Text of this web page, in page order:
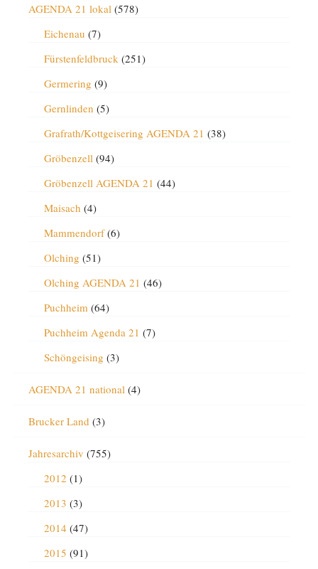
AGENDA 21 lokal (578)
Eichenau (7)
Fürstenfeldbruck (251)
Germering (9)
Gernlinden (5)
Grafrath/Kottgeisering AGENDA 21 (38)
Gröbenzell (94)
Gröbenzell AGENDA 21 (44)
Maisach (4)
Mammendorf(6)
Olching (51)
Olching AGENDA 21 (46)
Puchheim (64)
Puchheim Agenda 21 (7)
Schöngeising (3)
AGENDA 21 national (4)
Brucker Land (3)
Jahresarchiv (755)
2012 (1)
2013 (3)
2014 (47)
2015 (91)